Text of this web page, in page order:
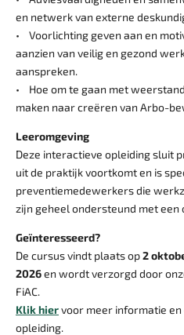
en netwerk van externe
• Voorlichting geven aan en
aanzien van veilig en gezond
aanspreken.
• Hoe om te gaan met
maken naar creëren van Arbo-
Leeromgeving
Deze interactieve opleiding sluit
uit de praktijk voortkomt en is
preventiemedewerkers die
zijn geheel ondersteund met een
Geïnteresseerd?
De cursus vindt plaats op2
2026en wordt verzorgd door
FiAC.
Klik hiervoor meer informatie en
opleiding.